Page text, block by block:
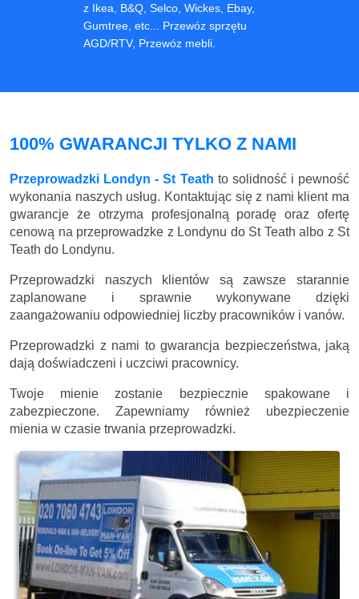
z Ikea, B&Q, Selco, Wickes, Ebay,
Gumtree, etc... Przewóz sprzętu
AGD/RTV, Przewóz mebli.
100% GWARANCJI TYLKO Z NAMI
Przeprowadzki Londyn - St Teath to solidność i pewność
wykonania naszych usług. Kontaktując się z nami klient ma
gwarancje że otrzyma profesjonalną poradę oraz ofertę
cenową na przeprowadzke z Londynu do St Teath albo z St
Teath do Londynu.
Przeprowadzki naszych klientów są zawsze starannie
zaplanowane i sprawnie wykonywane dzięki
zaangażowaniu odpowiedniej liczby pracowników i vanów.
Przeprowadzki z nami to gwarancja bezpieczeństwa, jaką
dają doświadczeni i uczciwi pracownicy.
Twoje mienie zostanie bezpiecznie spakowane i
zabezpieczone. Zapewniamy również ubezpieczenie
mienia w czasie trwania przeprowadzki.